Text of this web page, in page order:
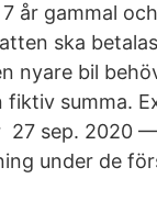
år gammal
ska
nyare bil
summa.
sep. 2020
under de